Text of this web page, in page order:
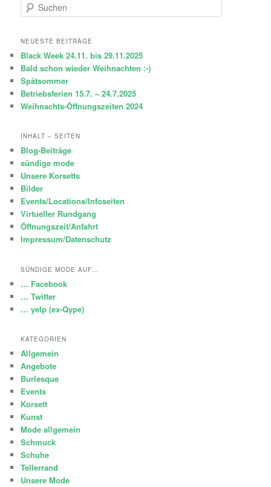
u
h
n
NEUESTE BEITRÄGE
Black Week 24.11. bis 29.11.2025
Bald schon wieder Weihnachten :-)
Spätsommer
Betriebsferien 15.7. – 24.7.2025
Weihnachts-Öffnungszeiten 2024
INHALT – SEITEN
Blog-Beiträge
sündige mode
Unsere Korsetts
Bilder
Events/Locations/Infoseiten
Virtueller Rundgang
Öffnungszeit/Anfahrt
Impressum/Datenschutz
SÜNDIGE MODE AUF…
… Facebook
… Twitter
… yelp (ex-Qype)
KATEGORIEN
Allgemein
Angebote
Burlesque
Events
Korsett
Kunst
Mode allgemein
Schmuck
Schuhe
Tellerrand
Unsere Mode